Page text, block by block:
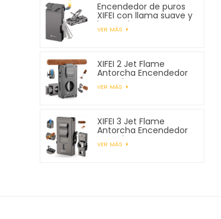
Encendedor de puros
XIFEI con llama suave y
herramientas para
pipa
VER MÁS
XIFEI 2 Jet Flame
Antorcha Encendedor
con Cigar Vcutter
Punch Stand Draw
VER MÁS
XIFEI 3 Jet Flame
Antorcha Encendedor
con Cigar Vcutter
Punch Stand Draw
VER MÁS